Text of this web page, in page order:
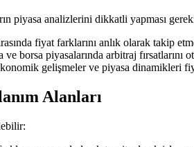
piyasa analizlerini dikkatli yapması
fiyat farklarını anlık olarak takip
ve borsa piyasalarında arbitraj fırsatlarını
gelişmeler ve piyasa dinamikleri
Alanları